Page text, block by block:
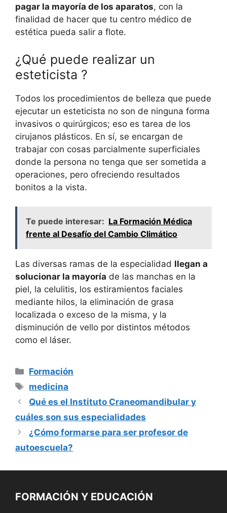
pagar la mayoría de los aparatos, con la
finalidad de hacer que tu centro médico de
estética pueda salir a flote.
¿Qué puede realizar un
esteticista ?
Todos los procedimientos de belleza que puede
ejecutar un esteticista no son de ninguna forma
invasivos o quirúrgicos; eso es tarea de los
cirujanos plásticos. En sí, se encargan de
trabajar con cosas parcialmente superficiales
donde la persona no tenga que ser sometida a
operaciones, pero ofreciendo resultados
bonitos a la vista.
Te puede interesar: La Formación Médica
frente al Desafío del Cambio Climático
Las diversas ramas de la especialidad llegan a
solucionar la mayoría de las manchas en la
piel, la celulitis, los estiramientos faciales
mediante hilos, la eliminación de grasa
localizada o exceso de la misma, y la
disminución de vello por distintos métodos
como el láser.
Categorías
Formación
Etiquetas
medicina
Qué es el Instituto Craneomandibular y
cuáles son sus especialidades
¿Cómo formarse para ser profesor de
autoescuela?
FORMACIÓN Y EDUCACIÓN